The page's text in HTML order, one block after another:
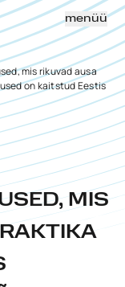
menüü
mis rikuvad ausa
on kaitstud Eestis
MIS